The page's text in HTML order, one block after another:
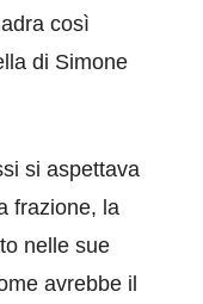
così
di Simone
si aspettava
frazione, la
nelle sue
avrebbe il